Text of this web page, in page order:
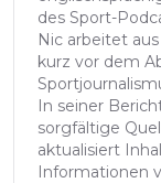
des Sport-
Nic arbeitet
kurz vor dem
In seiner
sorgfältige
aktualisiert
Informationen